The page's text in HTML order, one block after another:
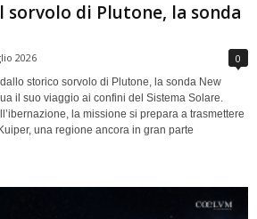
sorvolo di Plutone, la sonda
2026 0
storico sorvolo di Plutone, la sonda New
il suo viaggio ai confini del Sistema Solare.
la missione si prepara a trasmettere
una regione ancora in gran parte